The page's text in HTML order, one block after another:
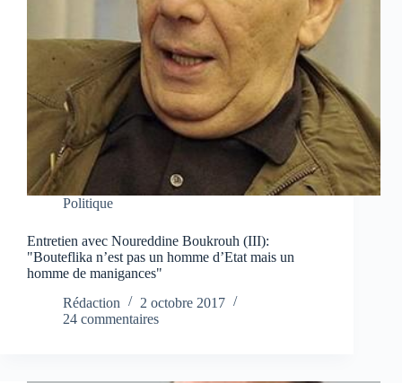
Politique
Entretien avec Noureddine Boukrouh (III):
"Bouteflika n’est pas un homme d’Etat mais un
homme de manigances"
Rédaction
2 octobre 2017
24 commentaires